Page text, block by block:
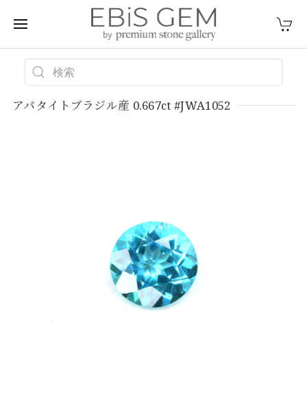
アパタイトブラジル産 0.667ct #JWA1052